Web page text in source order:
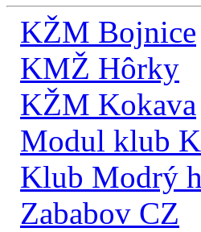
KŽM Bojnice
KMŽ Hôrky
KŽM Kokava
Modul klub
Klub Modrý
Zababov CZ